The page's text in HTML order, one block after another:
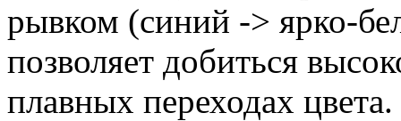
рывком (синий -> ярко-
позволяет добиться
плавных переходах цвета.